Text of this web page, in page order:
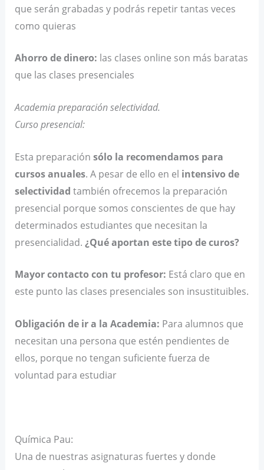
que serán grabadas y podrás repetir tantas veces
como quieras
Ahorro de dinero: las clases online son más baratas
que las clases presenciales
Academia preparación selectividad.
Curso presencial:
Esta preparación sólo la recomendamos para
cursos anuales. A pesar de ello en el intensivo de
selectividad también ofrecemos la preparación
presencial porque somos conscientes de que hay
determinados estudiantes que necesitan la
presencialidad. ¿Qué aportan este tipo de curos?
Mayor contacto con tu profesor: Está claro que en
este punto las clases presenciales son insustituibles.
Obligación de ir a la Academia: Para alumnos que
necesitan una persona que estén pendientes de
ellos, porque no tengan suficiente fuerza de
voluntad para estudiar
Química Pau:
Una de nuestras asignaturas fuertes y donde